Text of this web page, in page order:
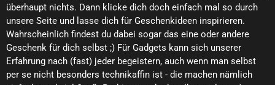
überhaupt nichts. Dann klicke dich doch einfach mal so durch
unsere Seite und lasse dich für Geschenkideen inspirieren.
Wahrscheinlich findest du dabei sogar das eine oder andere
Geschenk für dich selbst ;) Für Gadgets kann sich unserer
Erfahrung nach (fast) jeder begeistern, auch wenn man selbst
per se nicht besonders technikaffin ist - die machen nämlich